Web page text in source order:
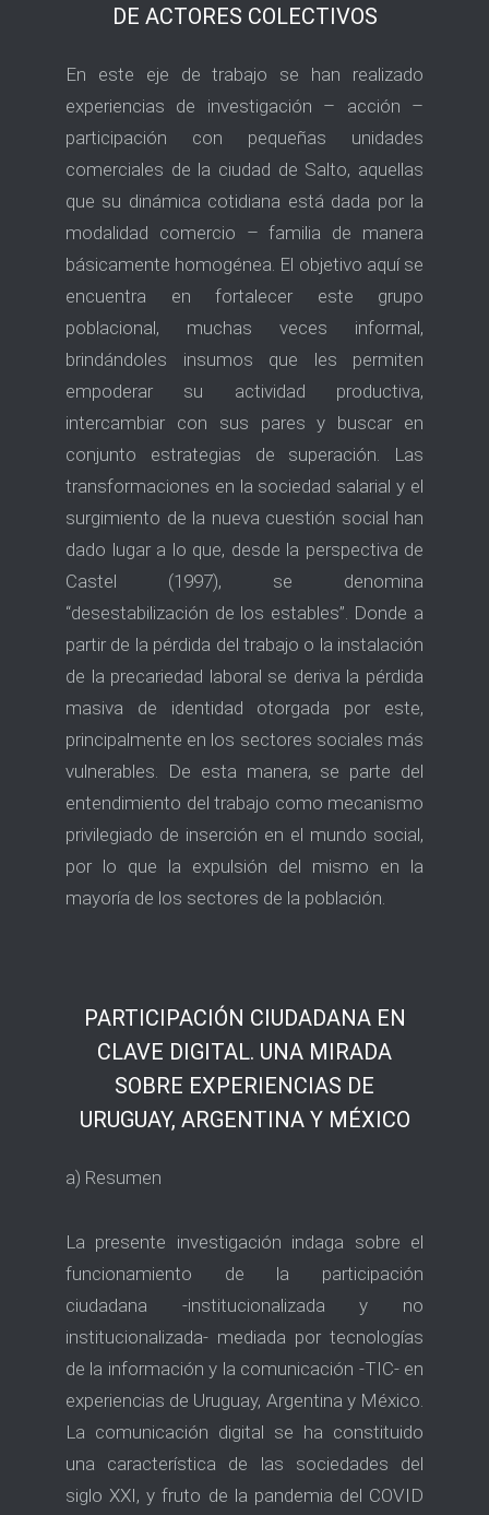
DE ACTORES COLECTIVOS
En este eje de trabajo se han realizado
experiencias de investigación – acción –
participación con pequeñas unidades
comerciales de la ciudad de Salto, aquellas
que su dinámica cotidiana está dada por la
modalidad comercio – familia de manera
básicamente homogénea. El objetivo aquí se
encuentra en fortalecer este grupo
poblacional, muchas veces informal,
brindándoles insumos que les permiten
empoderar su actividad productiva,
intercambiar con sus pares y buscar en
conjunto estrategias de superación. Las
transformaciones en la sociedad salarial y el
surgimiento de la nueva cuestión social han
dado lugar a lo que, desde la perspectiva de
Castel (1997), se denomina
“desestabilización de los estables”. Donde a
partir de la pérdida del trabajo o la instalación
de la precariedad laboral se deriva la pérdida
masiva de identidad otorgada por este,
principalmente en los sectores sociales más
vulnerables. De esta manera, se parte del
entendimiento del trabajo como mecanismo
privilegiado de inserción en el mundo social,
por lo que la expulsión del mismo en la
mayoría de los sectores de la población.
PARTICIPACIÓN CIUDADANA EN
CLAVE DIGITAL. UNA MIRADA
SOBRE EXPERIENCIAS DE
URUGUAY, ARGENTINA Y MÉXICO
a) Resumen
La presente investigación indaga sobre el
funcionamiento de la participación
ciudadana -institucionalizada y no
institucionalizada- mediada por tecnologías
de la información y la comunicación -TIC- en
experiencias de Uruguay, Argentina y México.
La comunicación digital se ha constituido
una característica de las sociedades del
siglo XXI, y fruto de la pandemia del COVID